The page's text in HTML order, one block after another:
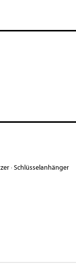
·Schlüsselanhänger